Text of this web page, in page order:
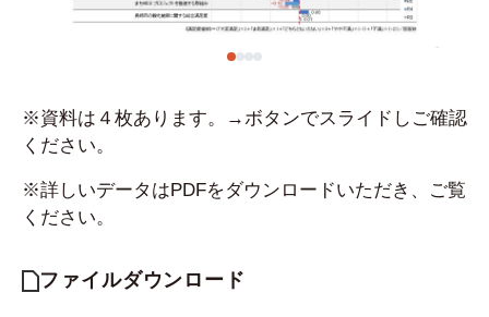
※資料は４枚あります。→ボタンでスライドしご確認
ください。
※詳しいデータはPDFをダウンロードいただき、ご覧
ください。
ファイルダウンロード